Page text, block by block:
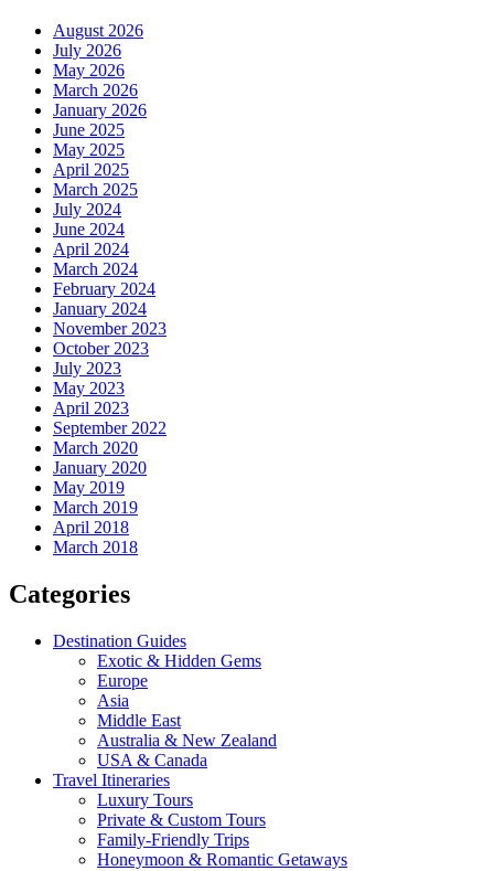
August 2026
July 2026
May 2026
March 2026
January 2026
June 2025
May 2025
April 2025
March 2025
July 2024
June 2024
April 2024
March 2024
February 2024
January 2024
November 2023
October 2023
July 2023
May 2023
April 2023
September 2022
March 2020
January 2020
May 2019
March 2019
April 2018
March 2018
Categories
Destination Guides
Exotic & Hidden Gems
Europe
Asia
Middle East
Australia & New Zealand
USA & Canada
Travel Itineraries
Luxury Tours
Private & Custom Tours
Family-Friendly Trips
Honeymoon & Romantic Getaways